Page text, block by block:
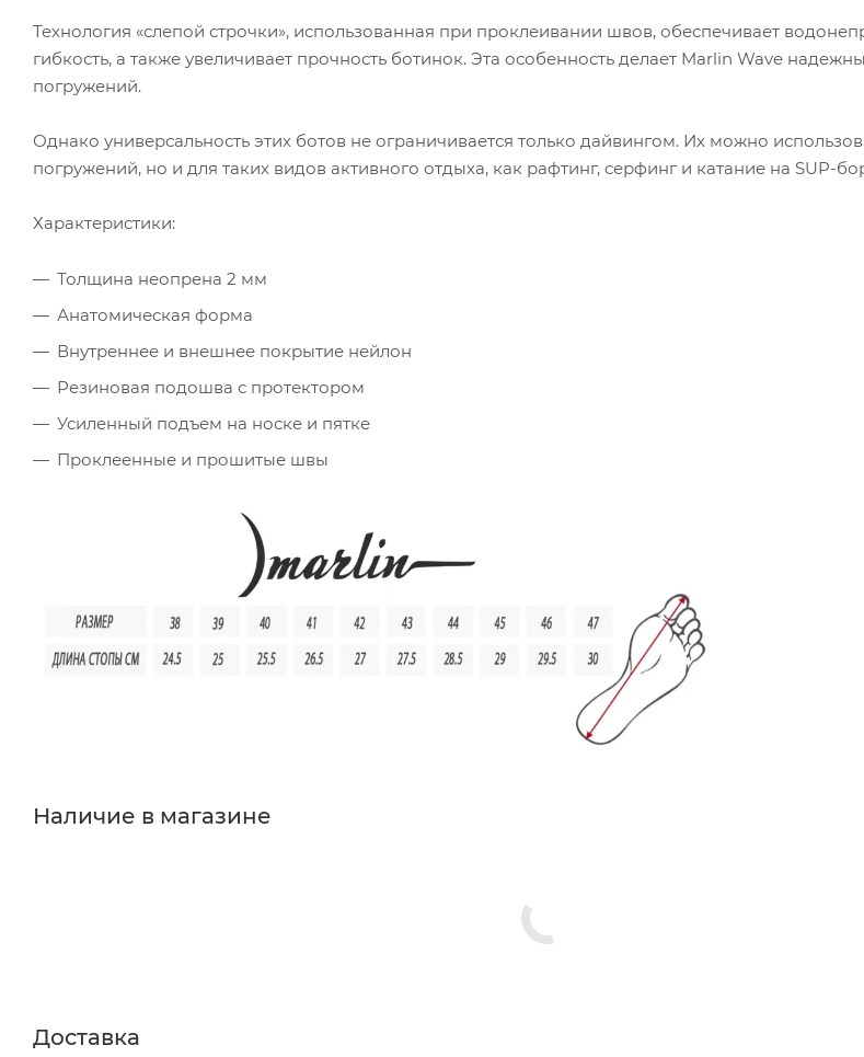
Технология «слепой строчки», использованная при проклеивании швов, обеспечивает
гибкость, а также увеличивает прочность ботинок. Эта особенность делает Marlin Wave
погружений.
Однако универсальность этих ботов не ограничивается только дайвингом. Их можно
погружений, но и для таких видов активного отдыха, как рафтинг, серфинг и катание на SUP-
Характеристики:
Толщина неопрена 2 мм
Анатомическая форма
Внутреннее и внешнее покрытие нейлон
Резиновая подошва с протектором
Усиленный подъем на носке и пятке
Проклеенные и прошитые швы
Наличие в магазине
Доставка